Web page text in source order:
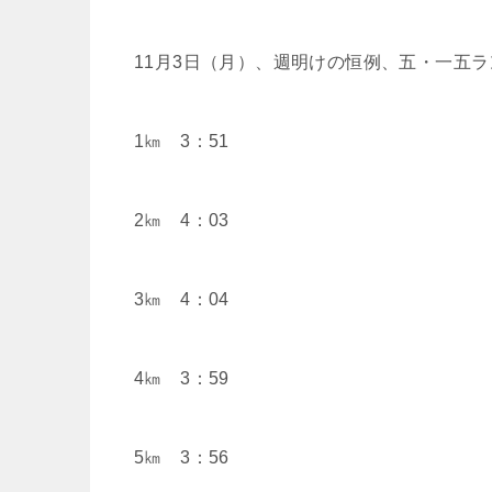
11月3日（月）、週明けの恒例、五・一五ラ
1㎞ 3：51
2㎞ 4：03
3㎞ 4：04
4㎞ 3：59
5㎞ 3：56